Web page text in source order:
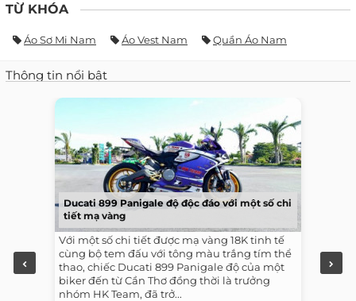
TỪ KHÓA
Áo Sơ Mi Nam Áo Vest Nam Quần Áo Nam
Thông tin nổi bật
Ducati 899 Panigale độ độc đáo với một số chi
tiết mạ vàng
Với một số chi tiết được mạ vàng 18K tinh tế
cùng bộ tem đấu với tông màu trắng tím thể
thao, chiếc Ducati 899 Panigale độ của một
biker đến từ Cần Thơ đồng thời là trưởng
nhóm HK Team, đã trở...